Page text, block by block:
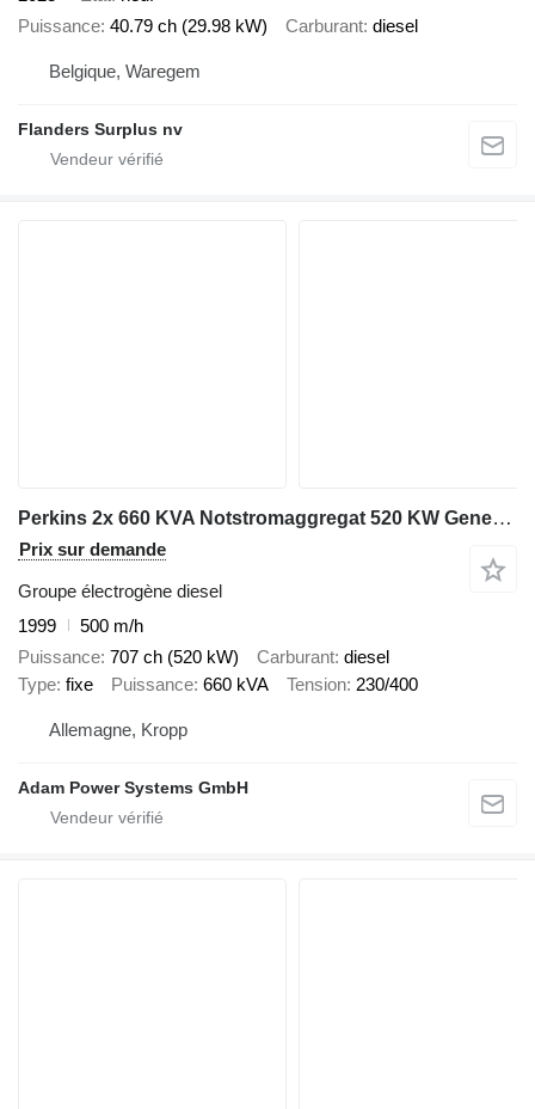
Puissance 40.79 ch (29.98 kW) Carburant diesel
Belgique, Waregem
Flanders Surplus nv
Perkins 2x 660 KVA Notstromaggregat 520 KW Generator Stromaggregat
Prix sur demande
Groupe électrogène diesel
1999
500 m/h
Puissance 707 ch (520 kW) Carburant diesel
Type fixe Puissance 660 kVA Tension 230/400
Allemagne, Kropp
Adam Power Systems GmbH